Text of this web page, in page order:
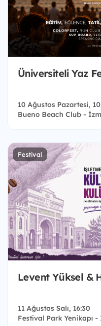
Üniversiteli Yaz
10 Ağustos Pazartesi,
Bueno Beach Club -
Festival
Levent Yüksel &
11 Ağustos Salı, 16:30
Festival Park Yenikapı